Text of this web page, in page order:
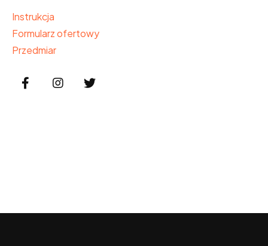
Instrukcja
Formularz ofertowy
Przedmiar